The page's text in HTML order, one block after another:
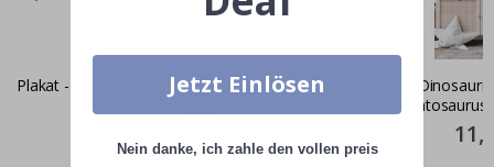
Plakat - Brontosaurus
11,00 CHF
Plakat -
and Brontosaurus
Price
Jetzt Einlösen
Nein danke, ich zahle den vollen preis